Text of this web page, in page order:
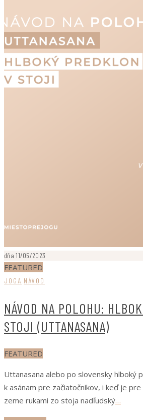
dňa 11/05/2023
FEATURED
JOGA NÁVOD
NÁVOD NA POLOHU:
STOJI (UTTANASANA)
FEATURED
Uttanasana alebo po slovensky hlboký
k asánam pre začiatočníkov, i keď je
zeme rukami zo stoja nadľudský…